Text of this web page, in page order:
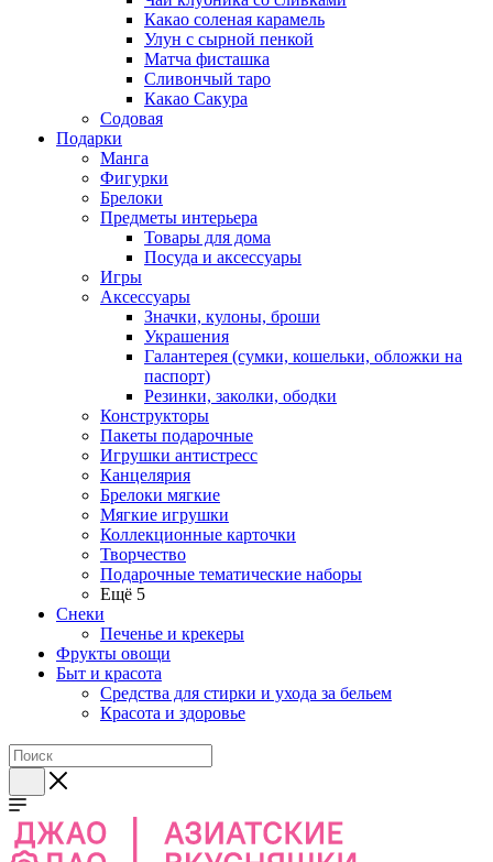
Какао соленая карамель
Улун с сырной пенкой
Матча фисташка
Сливончый таро
Какао Сакура
Содовая
Подарки
Манга
Фигурки
Брелоки
Предметы интерьера
Товары для дома
Посуда и аксессуары
Игры
Аксессуары
Значки, кулоны, броши
Украшения
Галантерея (сумки, кошельки, обложки на
паспорт)
Резинки, заколки, ободки
Конструкторы
Пакеты подарочные
Игрушки антистресс
Канцелярия
Брелоки мягкие
Мягкие игрушки
Коллекционные карточки
Творчество
Подарочные тематические наборы
Ещё 5
Снеки
Печенье и крекеры
Фрукты овощи
Быт и красота
Средства для стирки и ухода за бельем
Красота и здоровье